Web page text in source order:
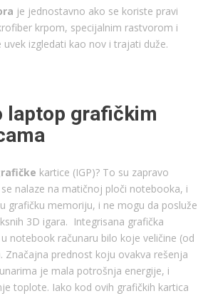
je jednostavno ako se koriste pravi
krpom, specijalnim rastvorom i
izgledati kao nov i trajati duže.
laptop grafičkim
kartice (IGP)? To su zapravo
nalaze na matičnoj ploči notebooka, i
grafičku memoriju, i ne mogu da posluže
3D igara. Integrisana grafička
notebook računaru bilo koje veličine (od
Značajna prednost koju ovakva rešenja
je mala potrošnja energije, i
toplote. Iako kod ovih grafičkih kartica